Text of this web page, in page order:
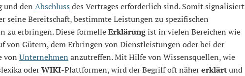
und den Abschluss des Vertrages erforderlich sind. Somit signalisiert
seine Bereitschaft, bestimmte Leistungen zu spezifischen
zu erbringen. Diese formelleErklärungist in vielen Bereichen wie
von Gütern, dem Erbringen von Dienstleistungen oder bei der
von Unternehmen anzutreffen. Mit Hilfe von Wissensquellen, wie
oderWIKI-Plattformen, wird der Begriff oft nähererklärtund